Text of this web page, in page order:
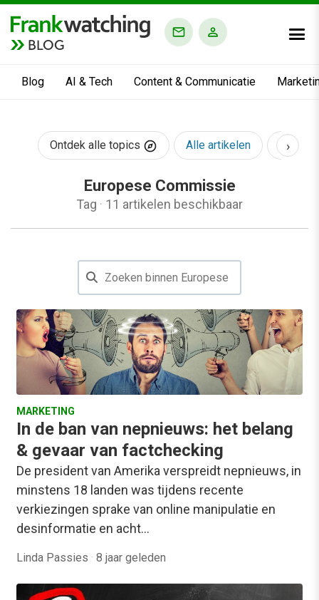
BLOG
Blog AI & Tech Content & Communicatie
Ontdek alle topics Alle artikelen AI &
›
Europese Commissie
Tag · 11 artikelen beschikbaar
MARKETING
In de ban van nepnieuws: het belang
& gevaar van factchecking
De president van Amerika verspreidt nepnieuws, in
minstens 18 landen was tijdens recente
verkiezingen sprake van online manipulatie en
desinformatie en acht…
Linda Passies · 8 jaar geleden